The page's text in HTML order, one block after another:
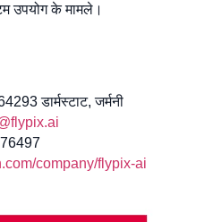
उपयोग के मामले।
डार्मस्टाट, जर्मनी
company/flypix-ai